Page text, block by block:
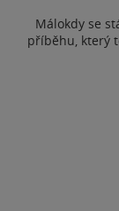
Málokdy se
příběhu, který